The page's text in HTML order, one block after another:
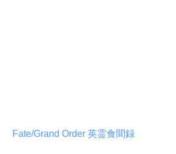
Fate/Grand Order 英霊食聞録